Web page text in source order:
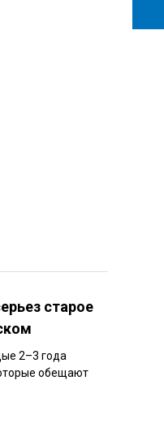
старое
2–3 года
обещают